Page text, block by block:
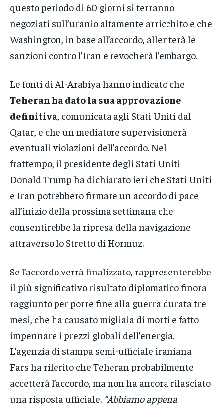
questo periodo di 60 giorni si terranno
negoziati sull’uranio altamente arricchito e che
Washington, in base all’accordo, allenterà le
sanzioni contro l’Iran e revocherà l’embargo.
Le fonti di Al-Arabiya hanno indicato che
Teheran ha dato la sua approvazione
definitiva , comunicata agli Stati Uniti dal
Qatar, e che un mediatore supervisionerà
eventuali violazioni dell’accordo. Nel
frattempo, il presidente degli Stati Uniti
Donald Trump ha dichiarato ieri che Stati Uniti
e Iran potrebbero firmare un accordo di pace
all’inizio della prossima settimana che
consentirebbe la ripresa della navigazione
attraverso lo Stretto di Hormuz.
Se l’accordo verrà finalizzato, rappresenterebbe
il più significativo risultato diplomatico finora
raggiunto per porre fine alla guerra durata tre
mesi, che ha causato migliaia di morti e fatto
impennare i prezzi globali dell’energia.
L’agenzia di stampa semi-ufficiale iraniana
Fars ha riferito che Teheran probabilmente
accetterà l’accordo, ma non ha ancora rilasciato
una risposta ufficiale. “Abbiamo appena